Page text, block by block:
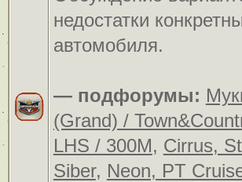
недостатки
автомобиля.
— подфорумы:
(Grand) /
LHS / 300M, Cirrus,
Siber, Neon, PT